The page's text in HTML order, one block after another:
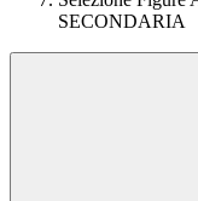
SECONDARIA